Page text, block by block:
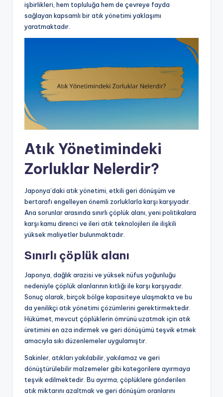
işbirlikleri, hem topluluğa hem de çevreye fayda
sağlayan kapsamlı bir atık yönetimi yaklaşımı
yaratmaktadır.
Atık Yönetimindeki
Zorluklar Nelerdir?
Japonya’daki atık yönetimi, etkili geri dönüşüm ve
bertarafı engelleyen önemli zorluklarla karşı karşıyadır.
Ana sorunlar arasında sınırlı çöplük alanı, yeni politikalara
karşı kamu direnci ve ileri atık teknolojileri ile ilişkili
yüksek maliyetler bulunmaktadır.
Sınırlı çöplük alanı
Japonya, dağlık arazisi ve yüksek nüfus yoğunluğu
nedeniyle çöplük alanlarının kıtlığı ile karşı karşıyadır.
Sonuç olarak, birçok bölge kapasiteye ulaşmakta ve bu
da yenilikçi atık yönetimi çözümlerini gerektirmektedir.
Hükümet, mevcut çöplüklerin ömrünü uzatmak için atık
üretimini en aza indirmek ve geri dönüşümü teşvik etmek
amacıyla sıkı düzenlemeler uygulamıştır.
Sakinler, atıkları yakılabilir, yakılamaz ve geri
dönüştürülebilir malzemeler gibi kategorilere ayırmaya
teşvik edilmektedir. Bu ayırma, çöplüklere gönderilen
atık miktarını azaltmak ve geri dönüşüm oranlarını